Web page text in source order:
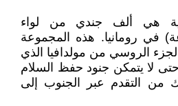
هي ألف جندي من لواء
في رومانيا. هذه المجموعة
الروسي من مولدافيا الذي
لا يتمكن جنود حفظ السلام
من التقدم عبر الجنوب إلى